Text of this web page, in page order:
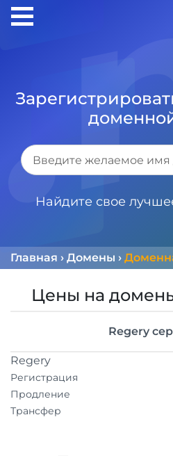
Найдите свое
Главная › Домены ›
Цены на
Regery
Regery
Регистрация
Продление
Трансфер